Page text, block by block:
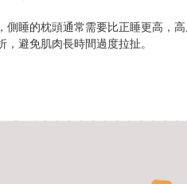
側睡的枕頭通常需要比正睡更高，
避免肌肉長時間過度拉扯。